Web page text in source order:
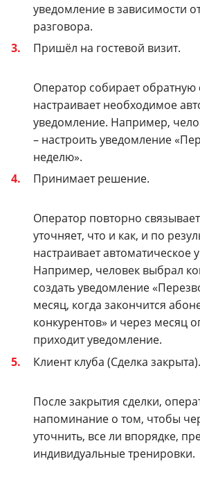
уведомление в зависимости
разговора.
Пришёл на гостевой визит.
Оператор собирает обратную
настраивает необходимое
уведомление. Например,
– настроить уведомление
неделю».
Принимает решение.
Оператор повторно
уточняет, что и как, и по
настраивает автоматическое
Например, человек выбрал
создать уведомление
месяц, когда закончится
конкурентов» и через месяц
приходит уведомление.
Клиент клуба (Сделка закрыта).
После закрытия сделки,
напоминание о том, чтобы
уточнить, все ли впорядке,
индивидуальные тренировки.